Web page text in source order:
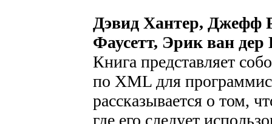
Дэвид Хантер, Джефф
Фаусетт, Эрик ван дер
Книга представляет
по XML для
рассказывается о том,
где его следует